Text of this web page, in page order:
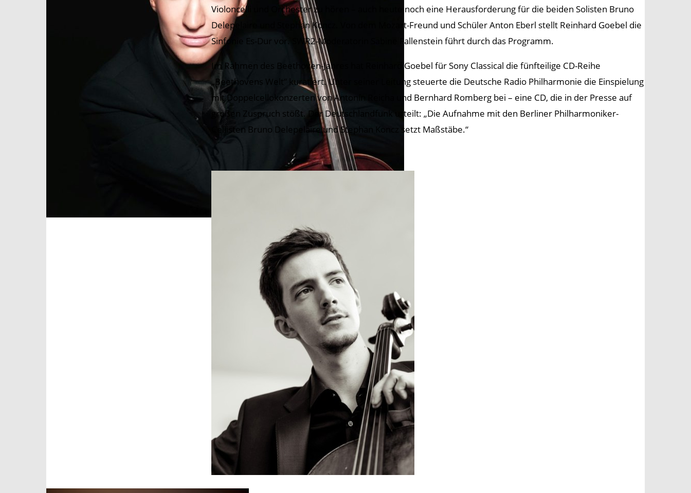
Violoncelli und Orchester zu hören – auch heute noch eine Herausforderung für die beiden Solisten Bruno
Delepelaire und Stephan Koncz. Von dem Mozart-Freund und Schüler Anton Eberl stellt Reinhard Goebel die
Sinfonie Es-Dur vor. SWR2-Moderatorin Sabine Fallenstein führt durch das Programm.
Im Rahmen des Beethoven-Jahres hat Reinhard Goebel für Sony Classical die fünfteilige CD-Reihe
„Beethovens Welt“ kuratiert. Unter seiner Leitung steuerte die Deutsche Radio Philharmonie die Einspielung
mit Doppelcellokonzerten von Antonín Reicha und Bernhard Romberg bei – eine CD, die in der Presse auf
großen Zuspruch stößt. Der Deutschlandfunk urteilt: „Die Aufnahme mit den Berliner Philharmoniker-
Cellisten Bruno Delepelaire und Stephan Koncz setzt Maßstäbe.“